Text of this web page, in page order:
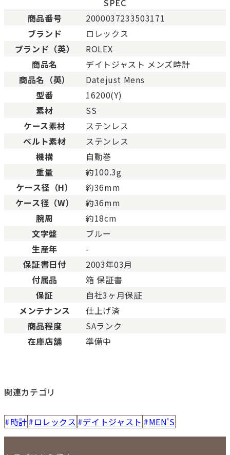
新品
新品状態。
未使用
展示品などの未使用品。
SAランク
未使用同様品。数回使用した程度、もしくは新
態の商品。
僅かな傷、汚れはありますが比較的程度の良い商
ABランク 少々使用感はありますが、キズや汚れが少なめ
態の良い商品。
一般的な使用感があり、傷・汚れがあるが使用
い商品。
とても使用感のある商品。傷や汚れなどがあり、
合があります。
Cランク 色濃く使用感があり、傷や汚れが多く目立つ場合
す。
商品番号
2000037233503171
ブランド
ロレックス
ブランド（英）
ROLEX
商品名
デイトジャスト メンズ時計
商品名（英）
Datejust Mens
型番
16200(Y)
素材
SS
ケース素材
ステンレス
ベルト素材
ステンレス
機構
自動巻
重量
約100.3g
ケース径（H）
約36mm
ケース径（W）
約36mm
腕周
約18cm
文字盤
ブルー
生産年
-
保証書日付
2003年03月
付属品
箱 保証書
保証
自社3ヶ月保証
メンテナンス
仕上げ済
商品程度
SAランク
在庫店舗
準備中
関連カテゴリ
時計 ロレックス デイトジャスト MEN'S